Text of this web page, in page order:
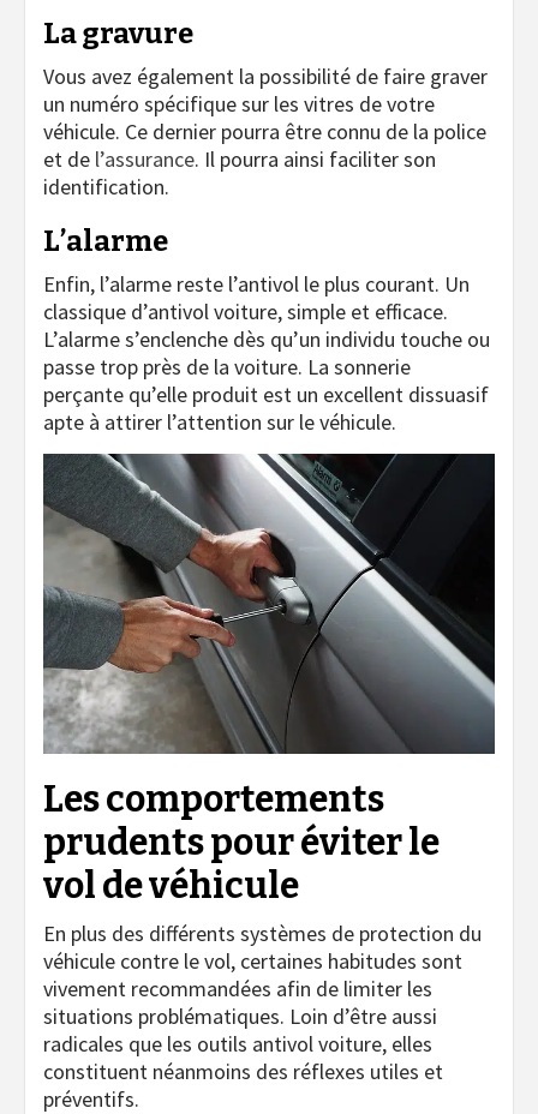
La gravure
Vous avez également la possibilité de faire graver
un numéro spécifique sur les vitres de votre
véhicule. Ce dernier pourra être connu de la police
et de l’assurance. Il pourra ainsi faciliter son
identification.
L’alarme
Enfin, l’alarme reste l’antivol le plus courant. Un
classique d’antivol voiture, simple et efficace.
L’alarme s’enclenche dès qu’un individu touche ou
passe trop près de la voiture. La sonnerie
perçante qu’elle produit est un excellent dissuasif
apte à attirer l’attention sur le véhicule.
Les comportements
prudents pour éviter le
vol de véhicule
En plus des différents systèmes de protection du
véhicule contre le vol, certaines habitudes sont
vivement recommandées afin de limiter les
situations problématiques. Loin d’être aussi
radicales que les outils antivol voiture, elles
constituent néanmoins des réflexes utiles et
préventifs.